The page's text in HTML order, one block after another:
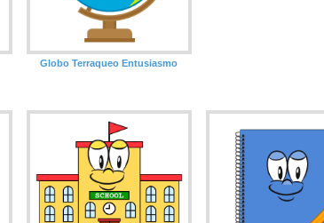
Globo Terraqueo Entusiasmo